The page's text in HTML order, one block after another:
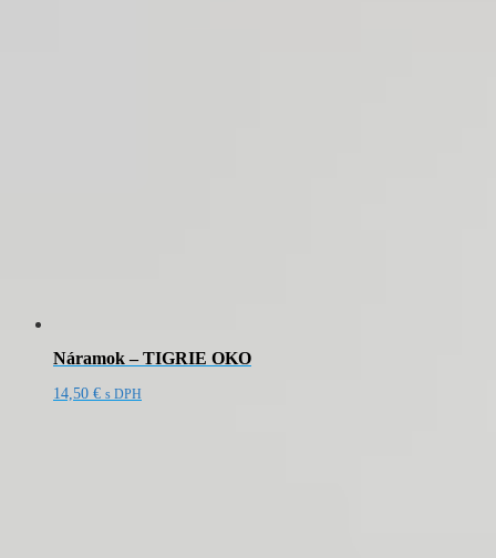
Náramok – TIGRIE OKO
14,50 € s DPH